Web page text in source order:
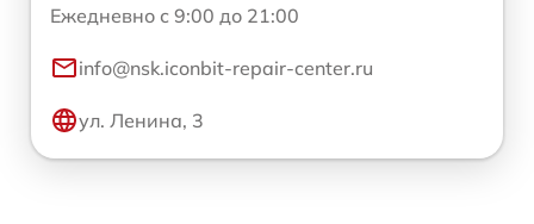
Ежедневно с 9:00 до 21:00
info@nsk.iconbit-repair-center.ru
ул. Ленина, 3